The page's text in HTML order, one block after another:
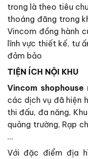
trong là theo tiêu
thoáng đãng trong
Vincom đồng hành
lĩnh vực thiết kế, tư
đảm bảo
TIỆN ÍCH NỘI KHU
Vincom
các dịch vụ đã hiện
thi đấu, đa năng,
quảng trường, Rạp
…
Với đặc điểm địa